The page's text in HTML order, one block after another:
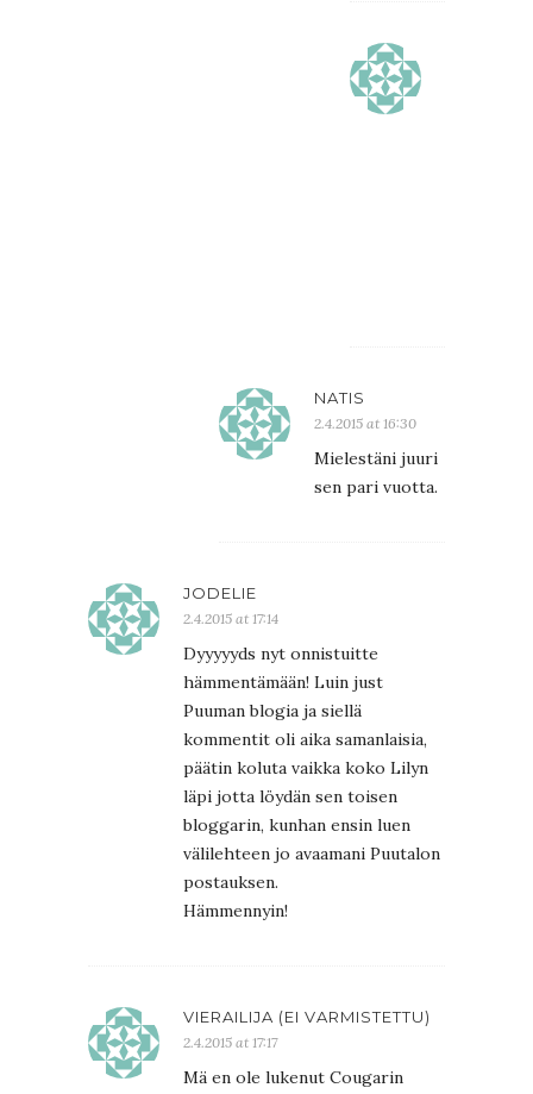
NATIS
2.4.2015 at 16:30
Mielestäni juuri
sen pari vuotta.
JODELIE
2.4.2015 at 17:14
Dyyyyyds nyt onnistuitte
hämmentämään! Luin just
Puuman blogia ja siellä
kommentit oli aika samanlaisia,
päätin koluta vaikka koko Lilyn
läpi jotta löydän sen toisen
bloggarin, kunhan ensin luen
välilehteen jo avaamani Puutalon
postauksen.
Hämmennyin!
VIERAILIJA (EI VARMISTETTU)
2.4.2015 at 17:17
Mä en ole lukenut Cougarin